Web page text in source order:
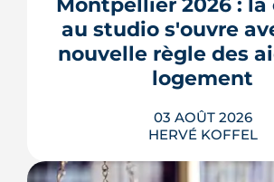
quartier d'habitat.
LIRE L'ARTICLE
Montpellier 2026 : la
au studio s'ouvre
nouvelle règle des
logement
03 AOÛT 2026
HERVÉ KOFFEL